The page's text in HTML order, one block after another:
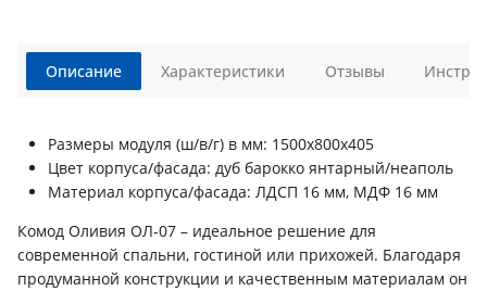
Описание
Размеры модуля (ш/в/г) в мм: 1500х800х405
Цвет корпуса/фасада: дуб барокко янтарный/неаполь
Материал корпуса/фасада: ЛДСП 16 мм, МДФ 16 мм
Комод Оливия ОЛ-07 – идеальное решение для
современной спальни, гостиной или прихожей. Благодаря
продуманной конструкции и качественным материалам он
Характеристики Отзывы